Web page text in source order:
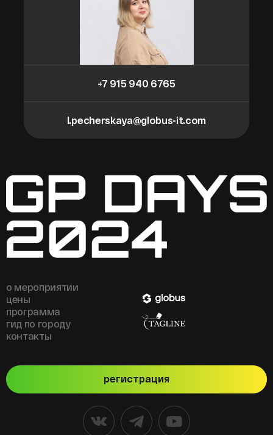
+7 915 940 6765
l.pecherskaya@globus-it.com
о мероприятии
цены
программа
гид по городу
контакты
регистрация